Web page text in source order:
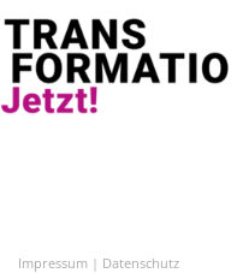
Impressum | Datenschutz